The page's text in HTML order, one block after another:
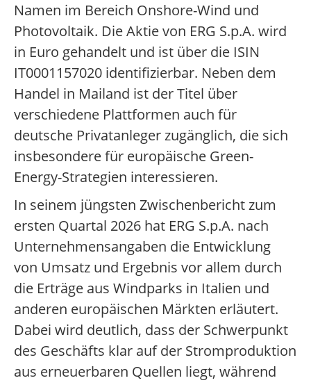
Namen im Bereich Onshore-Wind und
Photovoltaik. Die Aktie von ERG S.p.A. wird
in Euro gehandelt und ist über die ISIN
IT0001157020 identifizierbar. Neben dem
Handel in Mailand ist der Titel über
verschiedene Plattformen auch für
deutsche Privatanleger zugänglich, die sich
insbesondere für europäische Green-
Energy-Strategien interessieren.
In seinem jüngsten Zwischenbericht zum
ersten Quartal 2026 hat ERG S.p.A. nach
Unternehmensangaben die Entwicklung
von Umsatz und Ergebnis vor allem durch
die Erträge aus Windparks in Italien und
anderen europäischen Märkten erläutert.
Dabei wird deutlich, dass der Schwerpunkt
des Geschäfts klar auf der Stromproduktion
aus erneuerbaren Quellen liegt, während